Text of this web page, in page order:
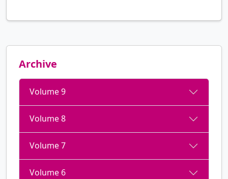
Archive
Volume 9
Volume 8
Volume 7
Volume 6